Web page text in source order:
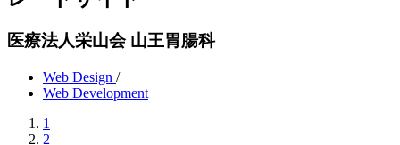
医療法人栄山会 山王胃腸科
Web Design /
Web Development
1
2